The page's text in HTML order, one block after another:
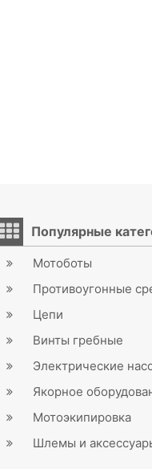
Популярные
Мотоботы
Противоугонные
Цепи
Винты гребные
Электрические
Якорное
Мотоэкипировка
Шлемы и